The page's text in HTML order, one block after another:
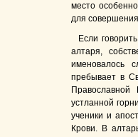
место
для
Если
алтаря,
именовалось
пребывает в
устланной
ученики и
Крови. В